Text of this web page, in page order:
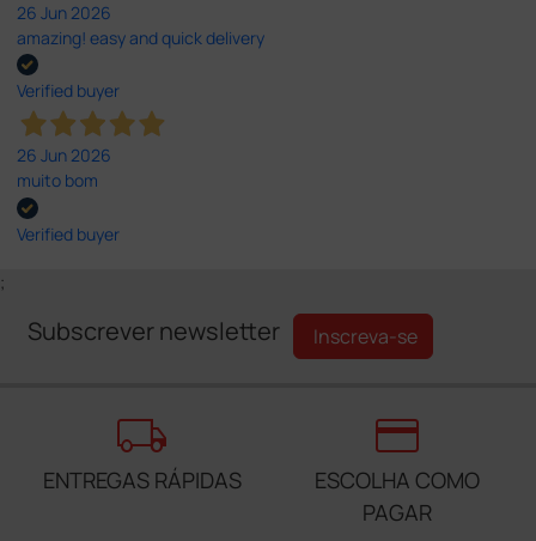
26 Jun 2026
amazing! easy and quick delivery
Verified buyer
26 Jun 2026
muito bom
Verified buyer
;
Subscrever newsletter Inscreva-se
local_shipping
ENTREGAS RÁPIDAS
credit_card
ESCOLHA COMO
PAGAR